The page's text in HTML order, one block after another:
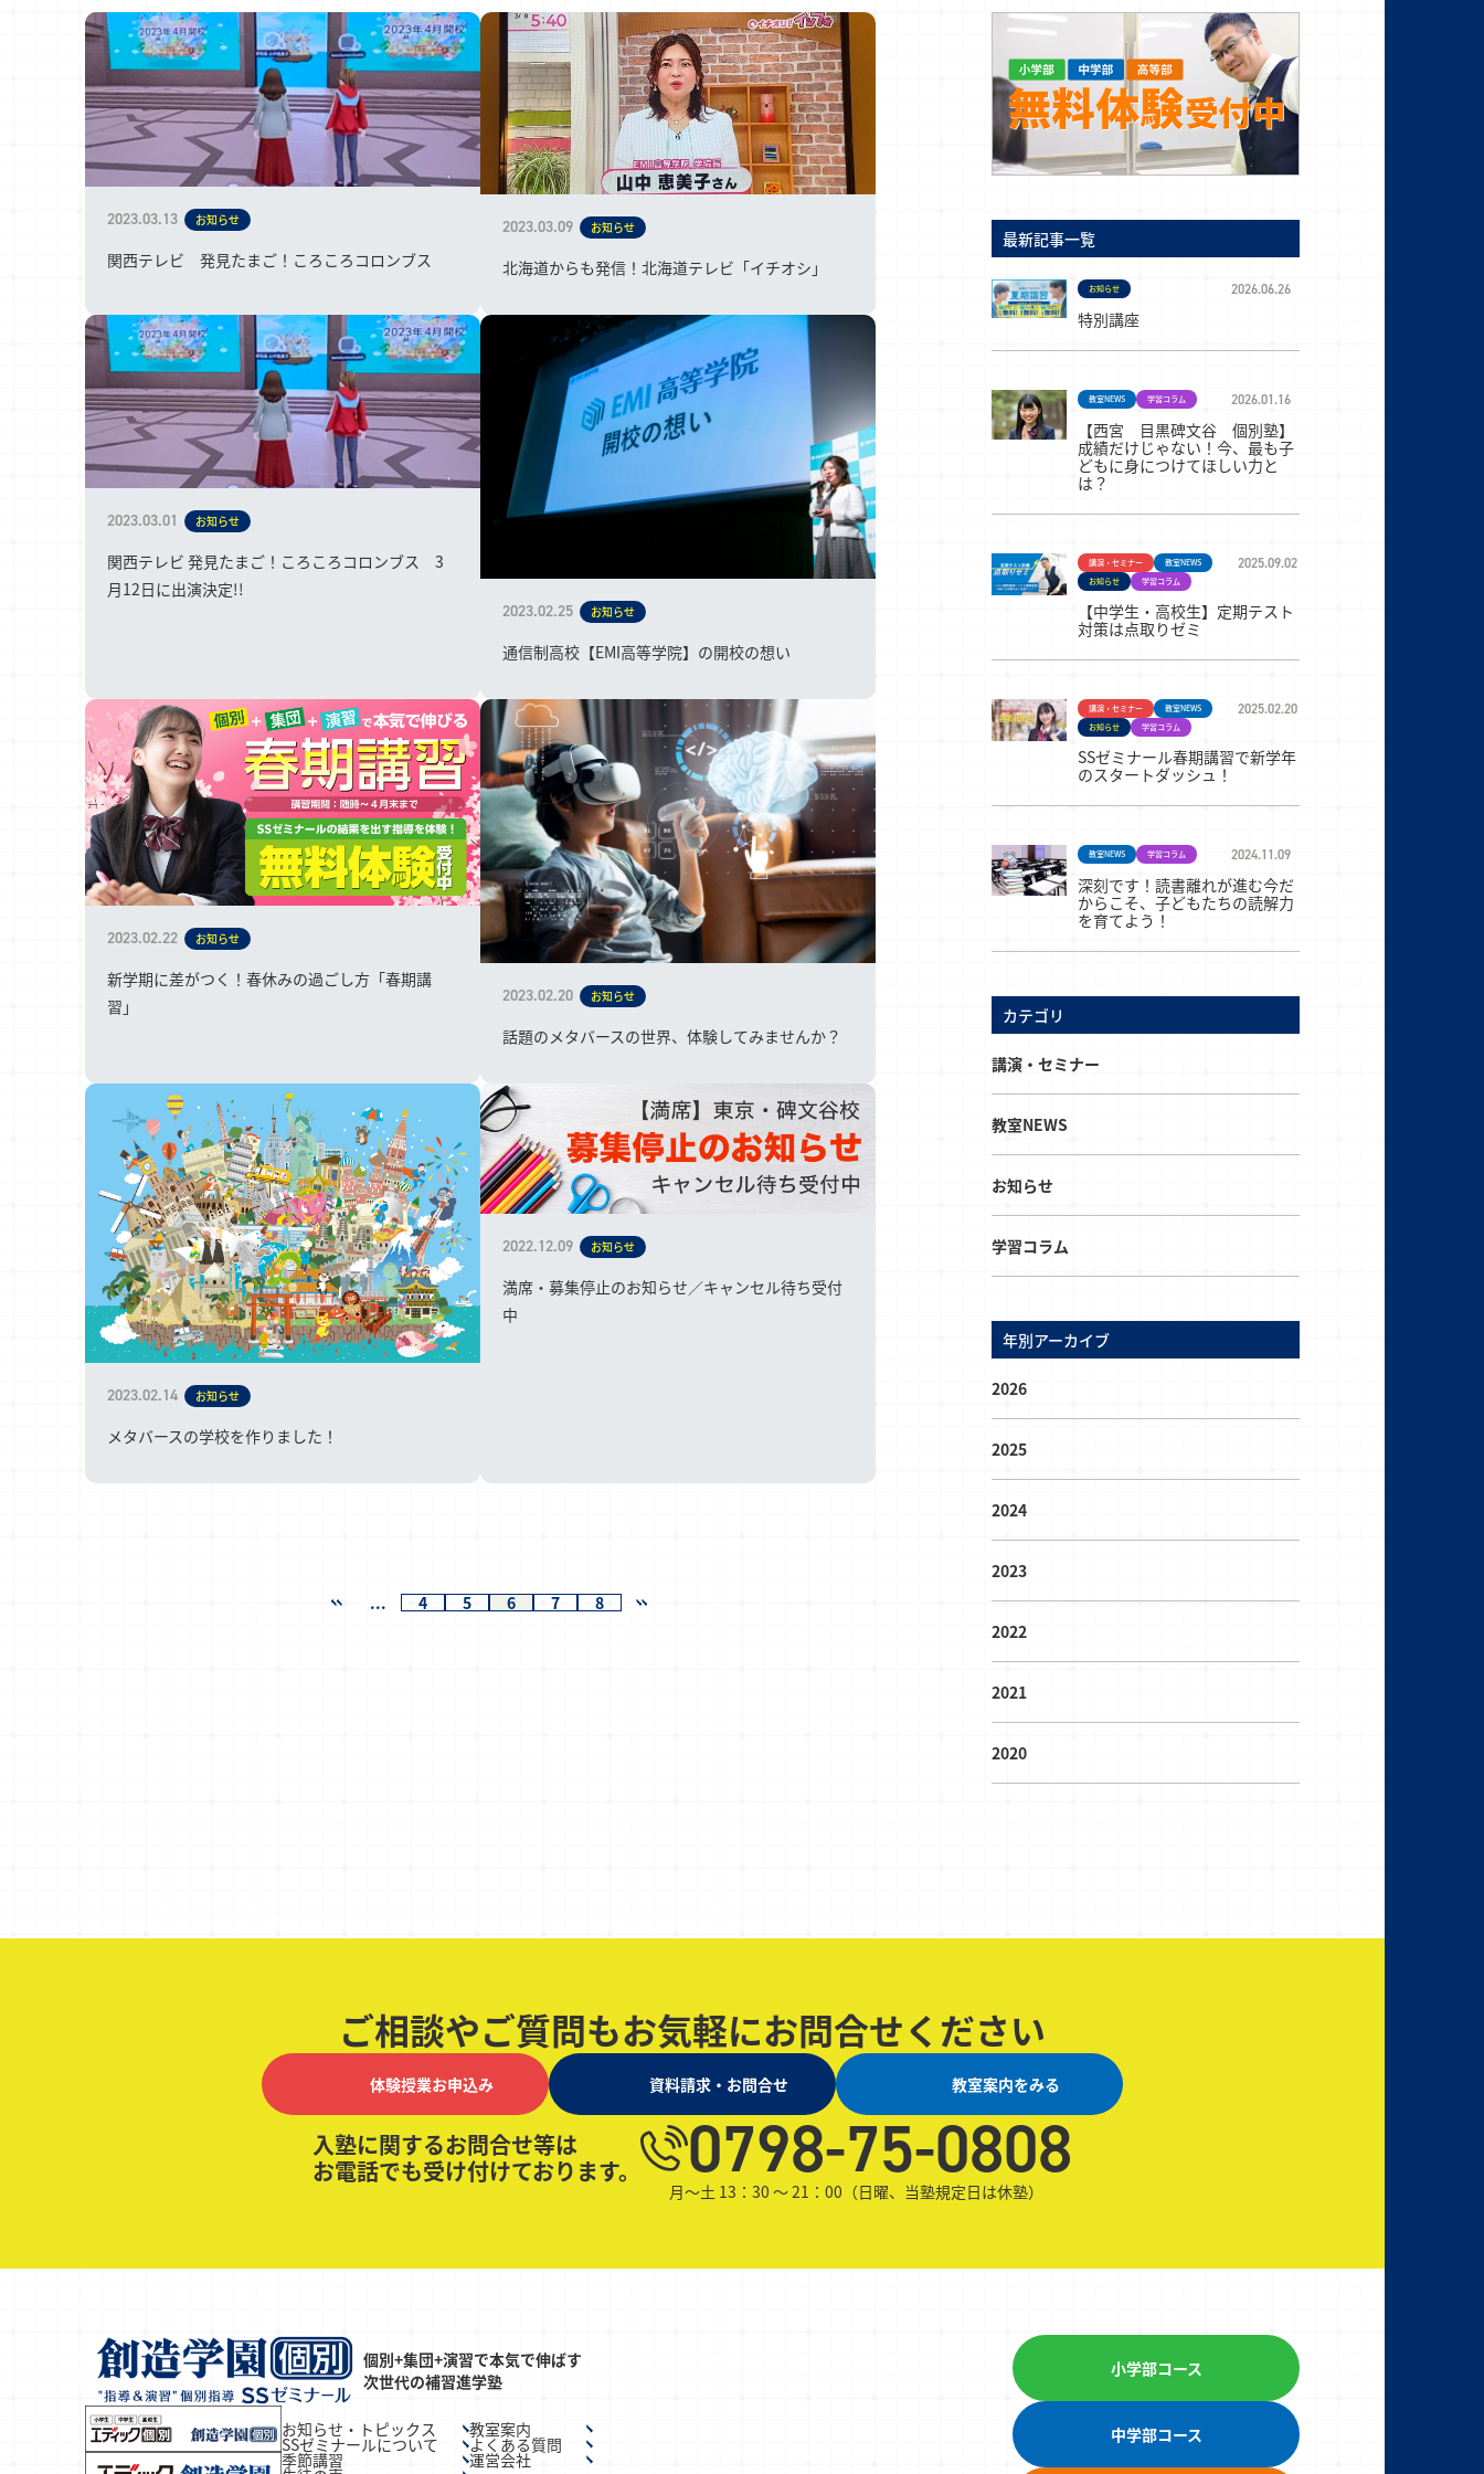
2023.03.13 お知らせ
関西テレビ 発見たまご！ころころコロンブス
2023.03.09 お知らせ
北海道からも発信！北海道テレビ「イチオシ」
2023.03.01 お知らせ
関西テレビ 発見たまご！ころころコロンブス 3
月12日に出演決定!!
2023.02.25 お知らせ
通信制高校【EMI高等学院】の開校の想い
2023.02.22 お知らせ
新学期に差がつく！春休みの過ごし方「春期講
習」
2023.02.20 お知らせ
話題のメタバースの世界、体験してみませんか？
2023.02.14 お知らせ
メタバースの学校を作りました！
2022.12.09 お知らせ
満席・募集停止のお知らせ／キャンセル待ち受付
中
... 4 5 6 7 8
最新記事一覧
お知らせ 2026.06.26
特別講座
教室NEWS 学習コラム 2026.01.16
【西宮 目黒碑文谷 個別塾】
成績だけじゃない！今、最も子
どもに身につけてほしい力と
は？
講演・セミナー
教室NEWS
お知らせ
学習コラム
2025.09.02
【中学生・高校生】定期テスト
対策は点取りゼミ
講演・セミナー
教室NEWS
お知らせ
学習コラム
2025.02.20
SSゼミナール春期講習で新学年
のスタートダッシュ！
教室NEWS 学習コラム 2024.11.09
深刻です！読書離れが進む今だ
からこそ、子どもたちの読解力
を育てよう！
カテゴリ
講演・セミナー
教室NEWS
お知らせ
学習コラム
年別アーカイブ
2026
2025
2024
2023
2022
2021
2020
ご相談やご質問もお気軽にお問合せください
体験授業お申込み 資料請求・お問合せ 教室案内をみる
入塾に関するお問合せ等は
お電話でも受け付けております。
0798-75-0808
月～土 13：30 ～ 21：00（日曜、当塾規定日は休塾）
個別+集団+演習で本気で伸ばす
次世代の補習進学塾
お知らせ・トピックス
SSゼミナールについて
季節講習
教室案内
よくある質問
運営会社
小学部コース
中学部コース